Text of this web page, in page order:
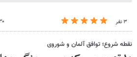
۳ نفر ۳۰
نقطه شروع؛ توافق آلمان و شوروی